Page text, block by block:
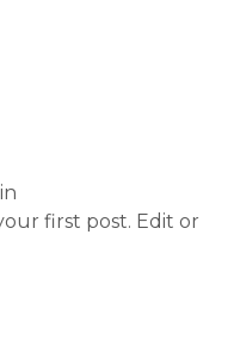
first post. Edit or